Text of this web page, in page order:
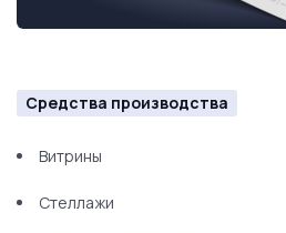
Средства производства
Витрины
Стеллажи